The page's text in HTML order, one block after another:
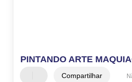
PINTANDO ARTE
Compartilhar